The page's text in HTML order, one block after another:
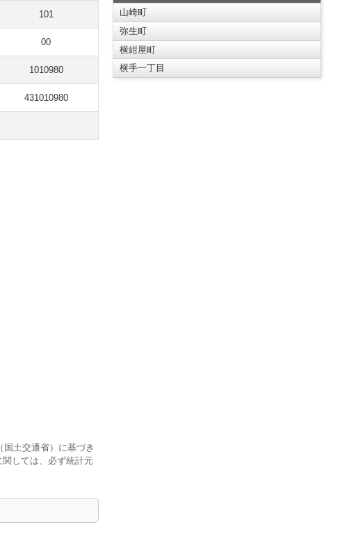
101
00
1010980
431010980
土交通省）に基づき
しては、必ず統計元
山崎町
弥生町
横紺屋町
横手一丁目